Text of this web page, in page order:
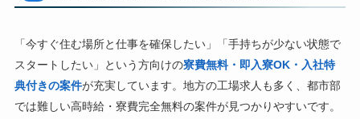
「今すぐ住む場所と仕事を確保したい」「手持ちが少ない状態で
スタートしたい」という方向けの寮費無料・即入寮OK・入社特
典付きの案件が充実しています。地方の工場求人も多く、都市部
では難しい高時給・寮費完全無料の案件が見つかりやすいです。